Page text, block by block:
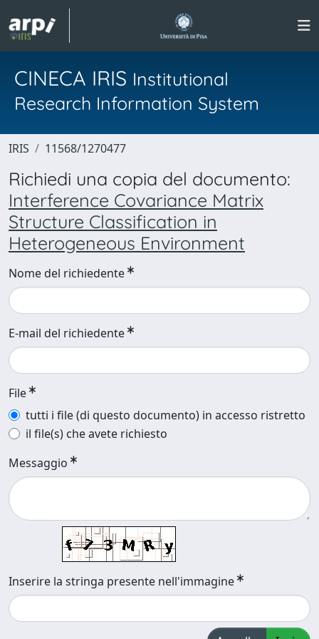
CINECA IRIS Institutional
Research Information System
IRIS 11568/1270477
Richiedi una copia del documento:
Interference Covariance Matrix
Structure Classification in
Heterogeneous Environment
Nome del richiedente
E-mail del richiedente
File
tutti i file (di questo documento) in accesso ristretto
il file(s) che avete richiesto
Messaggio
Inserire la stringa presente nell'immagine